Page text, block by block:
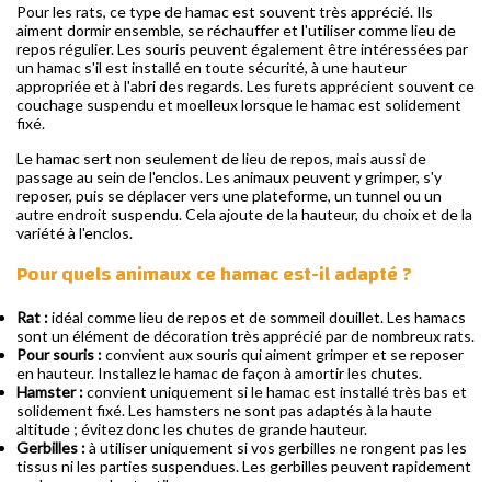
Pour les rats, ce type de hamac est souvent très apprécié. Ils
aiment dormir ensemble, se réchauffer et l'utiliser comme lieu de
repos régulier. Les souris peuvent également être intéressées par
un hamac s'il est installé en toute sécurité, à une hauteur
appropriée et à l'abri des regards. Les furets apprécient souvent ce
couchage suspendu et moelleux lorsque le hamac est solidement
fixé.
Le hamac sert non seulement de lieu de repos, mais aussi de
passage au sein de l'enclos. Les animaux peuvent y grimper, s'y
reposer, puis se déplacer vers une plateforme, un tunnel ou un
autre endroit suspendu. Cela ajoute de la hauteur, du choix et de la
variété à l'enclos.
Pour quels animaux ce hamac est-il adapté ?
Rat :idéal comme lieu de repos et de sommeil douillet. Les hamacs
sont un élément de décoration très apprécié par de nombreux rats.
Pour souris :convient aux souris qui aiment grimper et se reposer
en hauteur. Installez le hamac de façon à amortir les chutes.
Hamster :convient uniquement si le hamac est installé très bas et
solidement fixé. Les hamsters ne sont pas adaptés à la haute
altitude ; évitez donc les chutes de grande hauteur.
Gerbilles :à utiliser uniquement si vos gerbilles ne rongent pas les
tissus ni les parties suspendues. Les gerbilles peuvent rapidement